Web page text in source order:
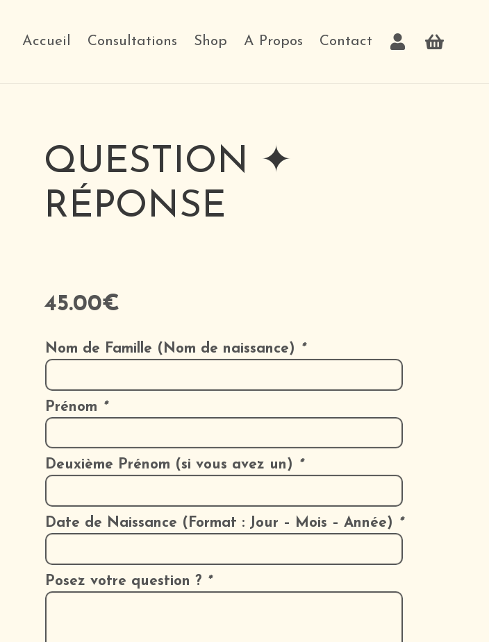
Accueil Consultations Shop A Propos Contact
QUESTION ✦
RÉPONSE
45.00€
Nom de Famille (Nom de naissance) *
Prénom *
Deuxième Prénom (si vous avez un) *
Date de Naissance (Format : Jour – Mois – Année) *
Posez votre question ? *